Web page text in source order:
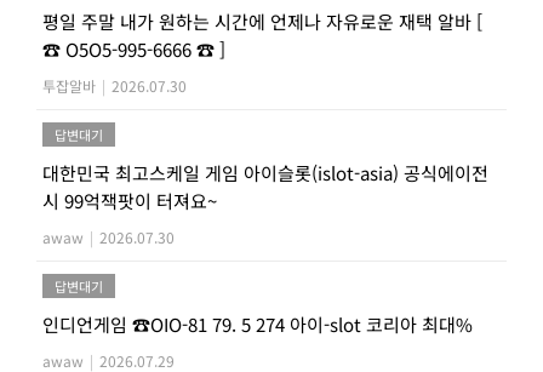
평일 주말 내가 원하는 시간에 언제나 자유로운 재택 알바 [
☎ O5O5-995-6666 ☎ ]
투잡알바 | 2026.07.30
답변대기
대한민국 최고스케일 게임 아이슬롯(islot-asia) 공식에이전
시 99억잭팟이 터져요~
awaw | 2026.07.30
답변대기
인디언게임 ☎OIO-81 79. 5 274 아이-slot 코리아 최대%
awaw | 2026.07.29